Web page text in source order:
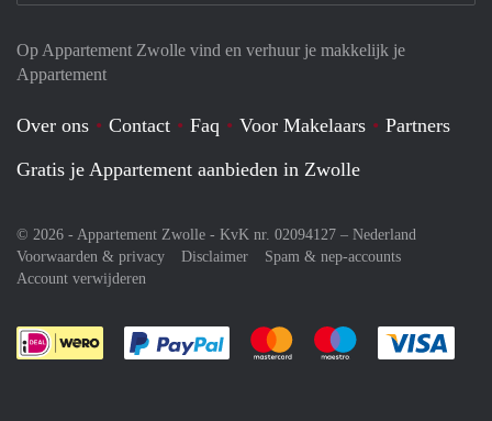
Op Appartement Zwolle vind en verhuur je makkelijk je
Appartement
Over ons Contact Faq Voor Makelaars
Partners
Gratis je Appartement aanbieden in Zwolle
© 2026 - Appartement Zwolle - KvK nr. 02094127 – Nederland
Voorwaarden & privacy
Disclaimer
Spam & nep-accounts
Account verwijderen
Je rekent gemakkelijk af met Paypal
Je rekent gemakkelijk af met
Je rekent